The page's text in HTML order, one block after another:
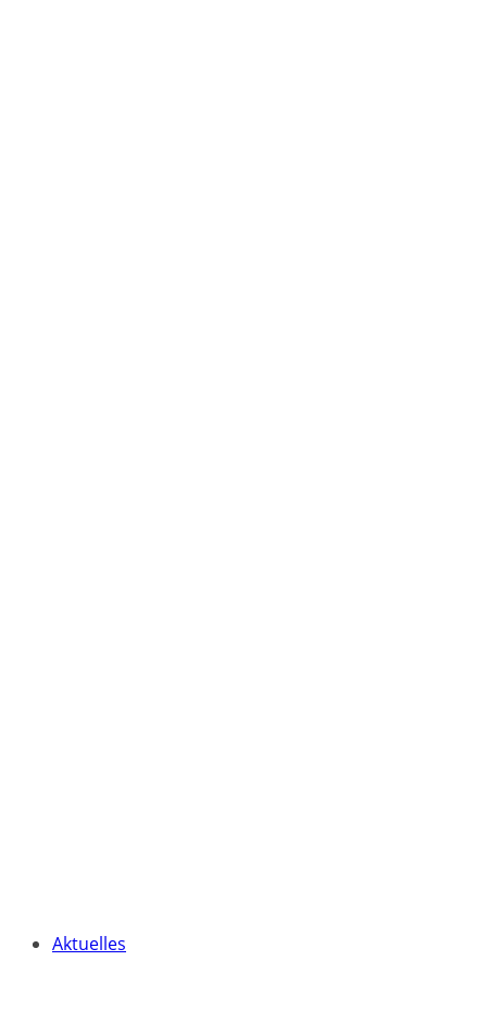
Aktuelles